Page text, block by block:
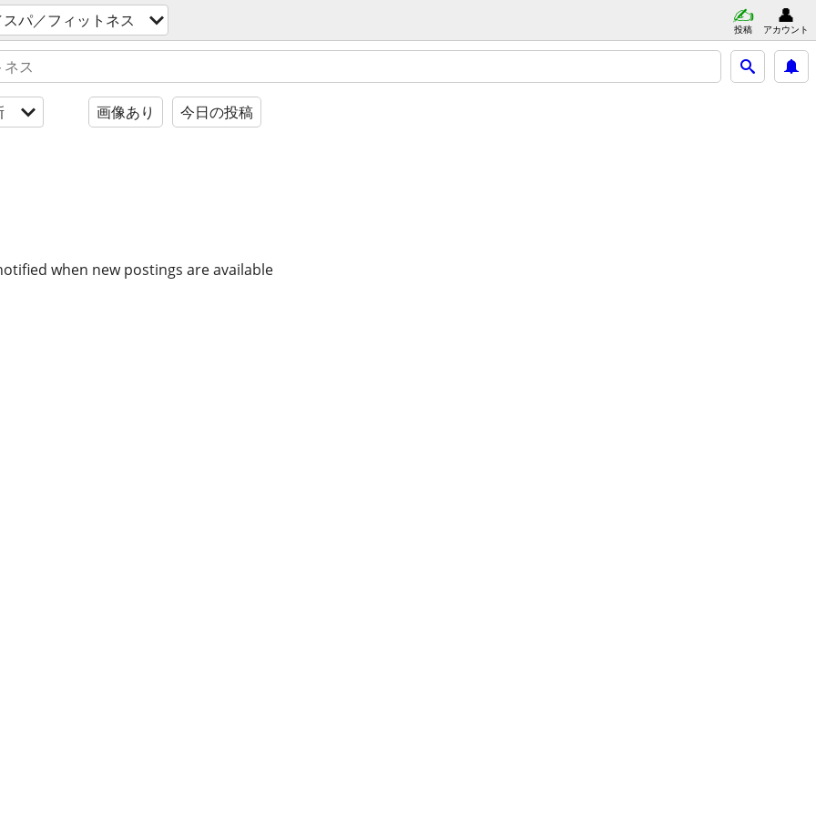
パ／フィットネス 投稿 アカウント
画像あり 今日の投稿
when new postings are available